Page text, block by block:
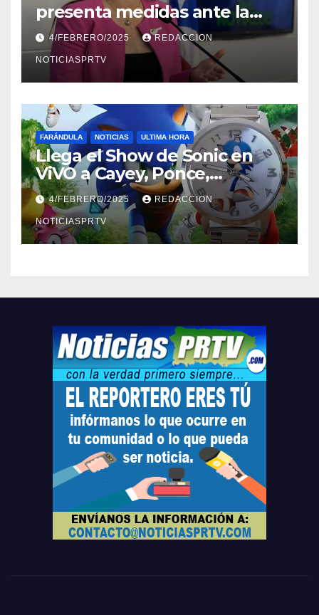
presenta medidas ante la
violencia en el noviazgo
4/FEBRERO/2025 REDACCION
NOTICIASPRTV
FARÁNDULA NOTICIAS ULTIMA HORA
Llega el Show de Sonic en
ViVO a Cayey, Ponce,
Barceloneta y Humacao,
Relojes gratis para el que
compre ahora….
4/FEBRERO/2025 REDACCION
NOTICIASPRTV